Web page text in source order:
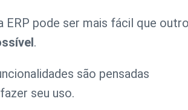
pode ser mais fácil que
.
são pensadas
seu uso.